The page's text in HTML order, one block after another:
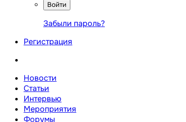
Войти
Забыли пароль?
Регистрация
Новости
Статьи
Интервью
Мероприятия
Форумы